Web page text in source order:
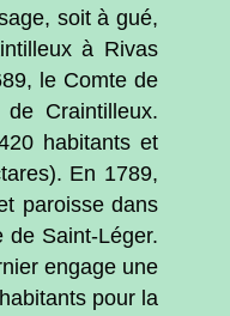
soit à gué,
à Rivas
le Comte de
Craintilleux.
habitants et
En 1789,
paroisse dans
de Saint-Léger.
engage une
pour la